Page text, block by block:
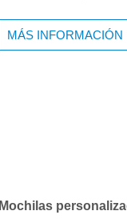
MÁS INFORMACIÓN
Mochilas